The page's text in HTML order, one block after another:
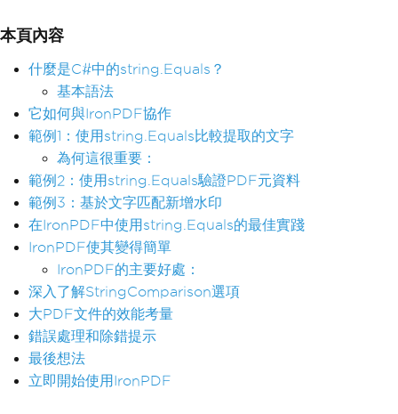
本頁內容
什麼是C#中的string.Equals？
基本語法
它如何與IronPDF協作
範例1：使用string.Equals比較提取的文字
為何這很重要：
範例2：使用string.Equals驗證PDF元資料
範例3：基於文字匹配新增水印
在IronPDF中使用string.Equals的最佳實踐
IronPDF使其變得簡單
IronPDF的主要好處：
深入了解StringComparison選項
大PDF文件的效能考量
錯誤處理和除錯提示
最後想法
立即開始使用IronPDF